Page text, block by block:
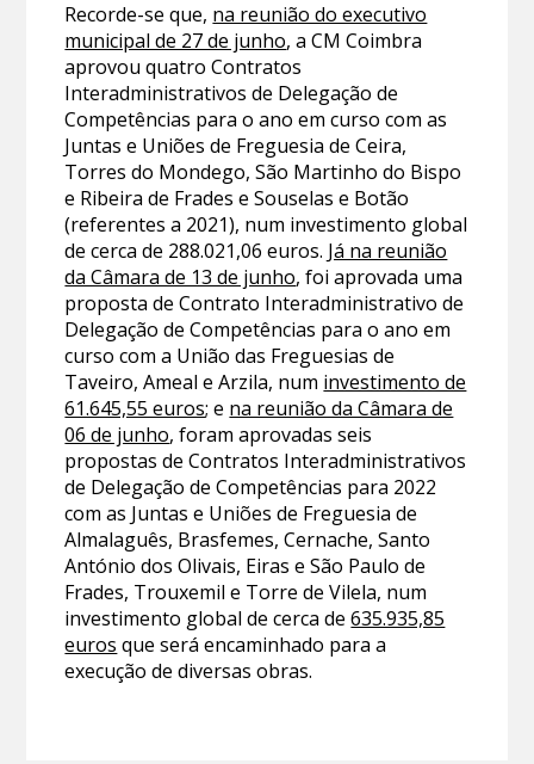
Recorde-se que, na reunião do executivo
municipal de 27 de junho, a CM Coimbra
aprovou quatro Contratos
Interadministrativos de Delegação de
Competências para o ano em curso com as
Juntas e Uniões de Freguesia de Ceira,
Torres do Mondego, São Martinho do Bispo
e Ribeira de Frades e Souselas e Botão
(referentes a 2021), num investimento global
de cerca de 288.021,06 euros. Já na reunião
da Câmara de 13 de junho, foi aprovada uma
proposta de Contrato Interadministrativo de
Delegação de Competências para o ano em
curso com a União das Freguesias de
Taveiro, Ameal e Arzila, num investimento de
61.645,55 euros; e na reunião da Câmara de
06 de junho, foram aprovadas seis
propostas de Contratos Interadministrativos
de Delegação de Competências para 2022
com as Juntas e Uniões de Freguesia de
Almalaguês, Brasfemes, Cernache, Santo
António dos Olivais, Eiras e São Paulo de
Frades, Trouxemil e Torre de Vilela, num
investimento global de cerca de635.935,85
euros que será encaminhado para a
execução de diversas obras.